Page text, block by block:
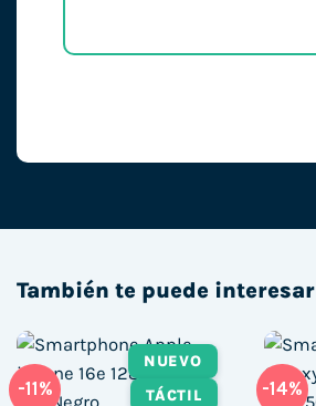
También te puede interesar
-11%
NUEVO
TÁCTIL
-14%